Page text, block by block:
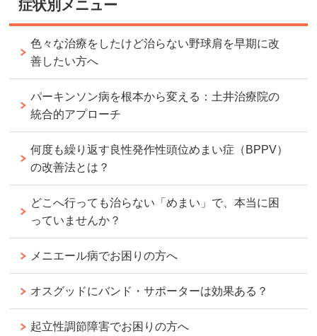
症状別メニュー
色々な治療をしたけど治らない野球肩を早期に改
善したい方へ
パーキンソン病を根本から変える：土井治療院の
統合的アプローチ
何度も繰り返す良性発作性頭位めまい症（BPPV）
の改善法とは？
どこへ行っても治らない「めまい」で、本当に困
っていませんか？
メニエール病でお困りの方へ
オスグッドにバンド・サポーターは効果ある？
起立性調節障害でお困りの方へ